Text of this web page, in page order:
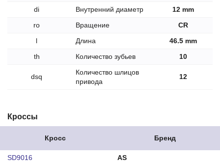
di
Внутренний диаметр
12 mm
ro
Вращение
CR
l
Длина
46.5 mm
th
Количество зубьев 10
dsq
Количество шлицов
привода
12
Кроссы
Кросс Бренд
SD9016
AS